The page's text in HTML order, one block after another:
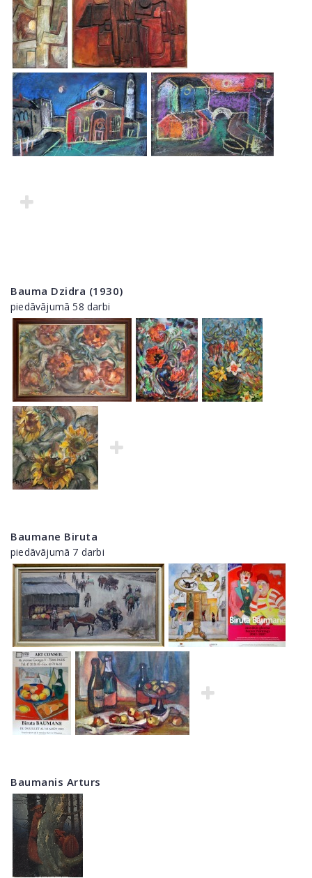
Bauma Dzidra (1930)
piedāvājumā 58 darbi
Baumane Biruta
piedāvājumā 7 darbi
Baumanis Arturs